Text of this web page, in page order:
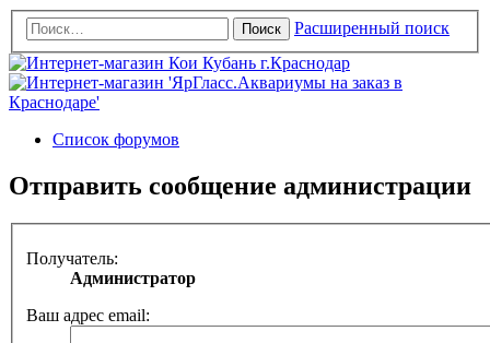
Поиск Расширенный поиск
Список форумов
Отправить сообщение администрации
Получатель:
Администратор
Ваш адрес email: